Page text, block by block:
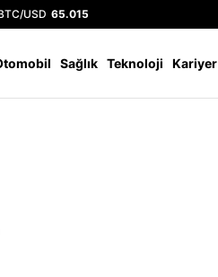
USD 65.015
Sağlık Teknoloji Kariyer